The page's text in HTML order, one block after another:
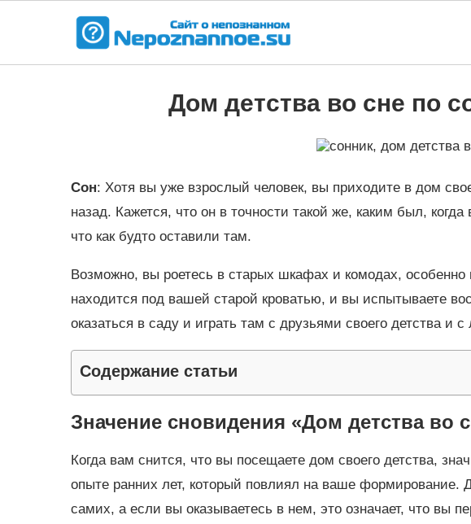
Дом детства во сне по
Сон: Хотя вы уже взрослый человек, вы приходите в дом
назад. Кажется, что он в точности такой же, каким был,
что как будто оставили там.
Возможно, вы роетесь в старых шкафах и комодах,
находится под вашей старой кроватью, и вы испытываете
оказаться в саду и играть там с друзьями своего детства
Содержание статьи
Значение сновидения «Дом детства во
Когда вам снится, что вы посещаете дом своего детства,
опыте ранних лет, который повлиял на ваше формирование.
самих, а если вы оказываетесь в нем, это означает, что вы